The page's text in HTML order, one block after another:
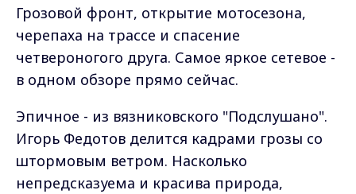
Грозовой фронт, открытие мотосезона,
черепаха на трассе и спасение
четвероногого друга. Самое яркое сетевое -
в одном обзоре прямо сейчас.
Эпичное - из вязниковского "Подслушано".
Игорь Федотов делится кадрами грозы со
штормовым ветром. Насколько
непредсказуема и красива природа,